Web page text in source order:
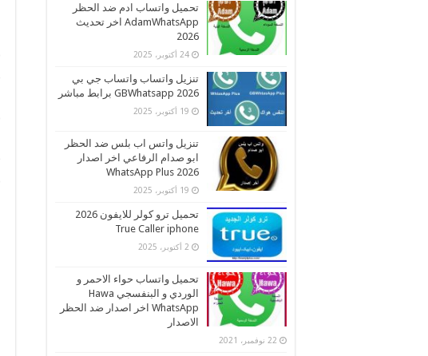
تحميل واتساب ادم ضد الحظر
AdamWhatsApp اخر تحديث
2026
24 أكتوبر، 2025
تنزيل واتساب واتساب جي بي
2026 GBWhatsapp برابط مباشر
19 أكتوبر، 2025
تنزيل واتس اب بلس ضد الحظر
ابو صدام الرفاعي اخر اصدار
2026 WhatsApp Plus
19 أكتوبر، 2025
تحميل ترو كولر للايفون 2026
True Caller iphone
2 أكتوبر، 2025
تحميل واتساب حواء الاحمر و
الوردي و البنفسجي Hawa
WhatsApp اخر اصدار ضد الحظر
الاصدار
22 نوفمبر، 2021